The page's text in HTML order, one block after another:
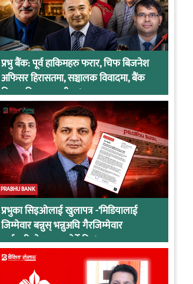
प्रभु बैंक: पूर्व हाकिमहरु फरार, चिफ बिजनेश
अफिसर हिरासतमा, सञ्चालक विवादमा, बैंक
नियामकीय कारवाहीमा !
PRABHU BANK
प्रभुका सिइओलाई खुलापत्र -‘मिडियालाई
जिम्मेवार बन्नुस् भन्नुअघि गैरजिम्मेवार
कर्मचारीको व्यवहार हेर्ने कि !